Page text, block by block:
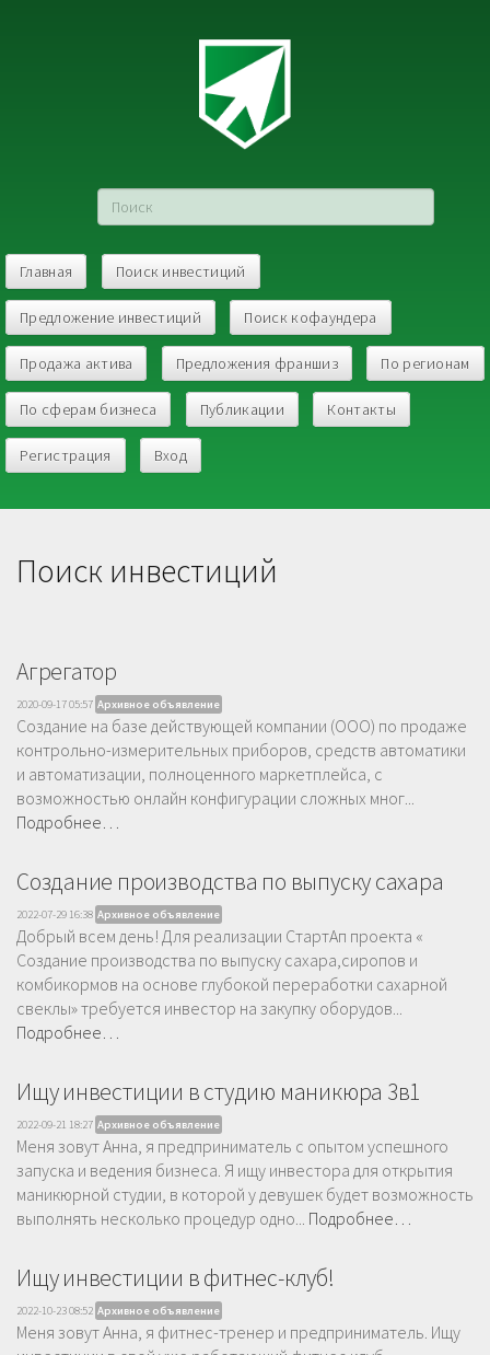
Главная Поиск инвестиций
Предложение инвестиций Поиск кофаундера
Продажа актива Предложения франшиз По регионам
По сферам бизнеса Публикации Контакты
Регистрация Вход
Поиск инвестиций
Агрегатор
2020-09-17 05:57 Архивное объявление
Создание на базе действующей компании (ООО) по продаже
контрольно-измерительных приборов, средств автоматики
и автоматизации, полноценного маркетплейса, с
возможностью онлайн конфигурации сложных мног...
Подробнее…
Создание производства по выпуску сахара
2022-07-29 16:38 Архивное объявление
Добрый всем день! Для реализации СтартАп проекта «
Создание производства по выпуску сахара,сиропов и
комбикормов на основе глубокой переработки сахарной
свеклы» требуется инвестор на закупку оборудов...
Подробнее…
Ищу инвестиции в студию маникюра 3в1
2022-09-21 18:27 Архивное объявление
Меня зовут Анна, я предприниматель с опытом успешного
запуска и ведения бизнеса. Я ищу инвестора для открытия
маникюрной студии, в которой у девушек будет возможность
выполнять несколько процедур одно... Подробнее…
Ищу инвестиции в фитнес-клуб!
2022-10-23 08:52 Архивное объявление
Меня зовут Анна, я фитнес-тренер и предприниматель. Ищу